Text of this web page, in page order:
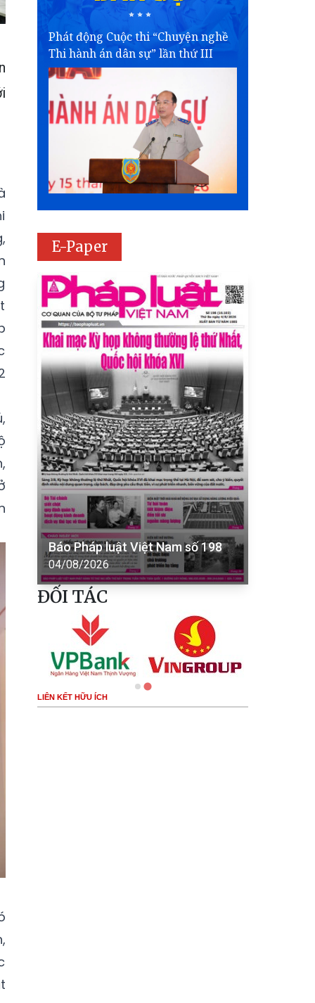
Phát động Cuộc thi “Chuyện nghề
Thi hành án dân sự” lần thứ III
E-Paper
Báo Pháp luật Việt Nam số 198
04/08/2026
ĐỐI TÁC
LIÊN KẾT HỮU ÍCH